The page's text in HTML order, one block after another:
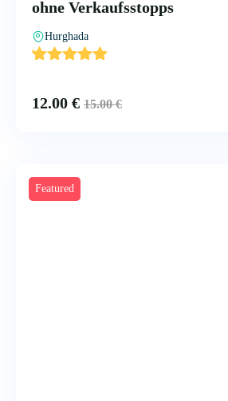
ohne Verkaufsstopps
Hurghada
'
12.00 € 15.00€
Featured